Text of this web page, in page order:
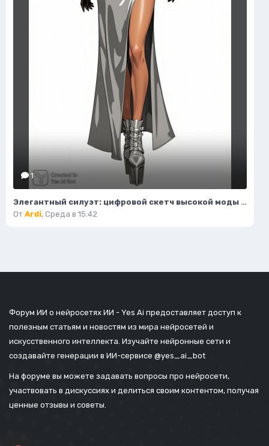
1
Элегантный силуэт: цифровой скетч высокой моды в студийном исполнении. Изображение из нейросети Flux 1
От Ardi, Среда в 15:42
Форум ИИ о нейросетях ИИ - Yes Ai предоставляет доступ к
полезным статьям и новостям из мира нейросетей и
искусственного интеллекта. Изучайте нейронные сети и
создавайте генерации в ИИ-сервисе @yes_ai_bot
На форуме вы можете задавать вопросы про нейросети,
участвовать в дискуссиях и делиться своим контентом, получая
ценные отзывы и советы.